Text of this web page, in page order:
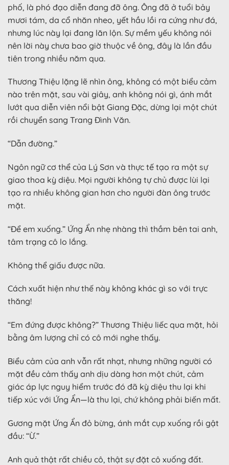
phố, là phó đạo diễn đang đỡ ông. Ông đã ở tuổi bảy
mươi tám, da cổ nhăn nheo, yết hầu lồi ra cứng như đá,
nhưng lúc này lại đang lăn lộn. Sự mềm yếu không nói
nên lời này chưa bao giờ thuộc về ông, đây là lần đầu
tiên trong nhiều năm qua.
Thương Thiệu lặng lẽ nhìn ông, không có một biểu cảm
nào trên mặt, sau vài giây, anh không nói gì, ánh mắt
lướt qua diễn viên nổi bật Giang Đặc, dừng lại một chút
rồi chuyển sang Trang Đình Văn.
“Dẫn đường.”
Ngôn ngữ cơ thể của Lý Sơn và thực tế tạo ra một sự
giao thoa kỳ diệu. Mọi người không tự chủ được lùi lại
tạo ra nhiều không gian hơn cho người đàn ông trước
mặt.
“Để em xuống.” Ứng Ẩn nhẹ nhàng thì thầm bên tai anh,
tâm trạng cô lo lắng.
Không thể giấu được nữa.
Cách xuất hiện như thế này không khác gì so với trực
thăng!
“Em đứng được không?” Thương Thiệu liếc qua mặt, hỏi
bằng âm lượng chỉ có cô mới nghe thấy.
Biểu cảm của anh vẫn rất nhạt, nhưng những người có
mặt đều cảm thấy anh dịu dàng hơn một chút, cảm
giác áp lực nguy hiểm trước đó đã kỳ diệu thu lại khi
tiếp xúc với Ứng Ẩn—là thu lại, chứ không phải biến mất.
Gương mặt Ứng Ẩn đỏ bừng, ánh mắt cụp xuống rồi gật
đầu: “Ừ.”
Anh quả thật rất chiều cô, thật sự đặt cô xuống đất.